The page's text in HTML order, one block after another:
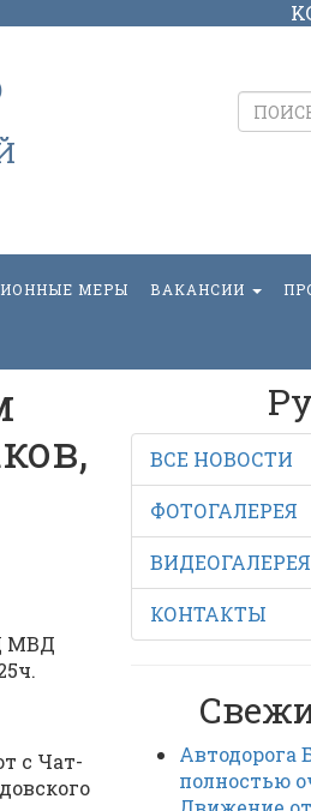
МЕРЫ ВАКАНСИИ
МВД
с Чат-
ВСЕ НОВОСТИ
ФОТОГАЛЕРЕЯ
ВИДЕОГАЛЕРЕЯ
КОНТАКТЫ
Автодорога
полностью